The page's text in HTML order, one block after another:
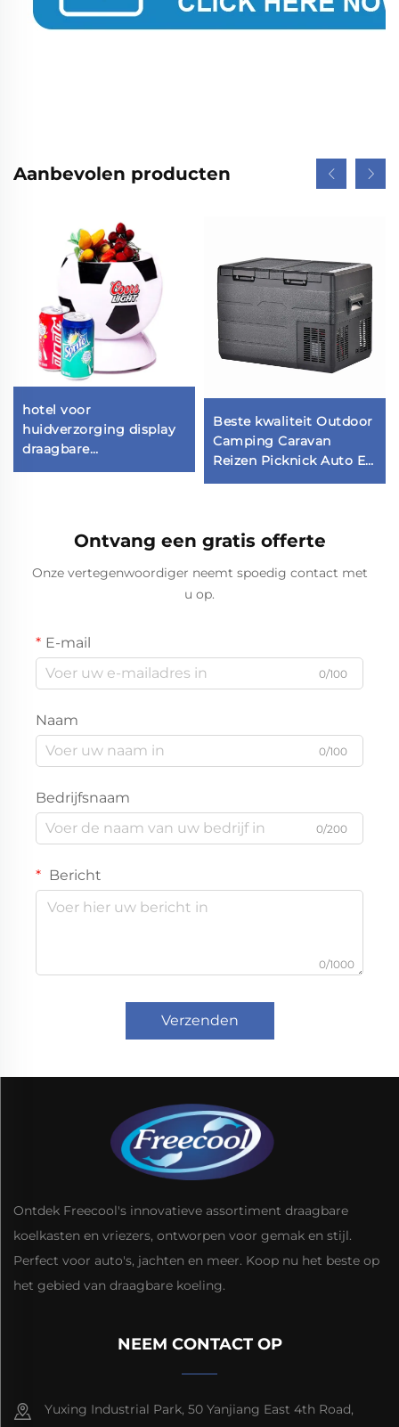
Aanbevolen producten
hotel voor
huidverzorging display
draagbare
huidverzorging koelkast
Beste kwaliteit Outdoor
Camping Caravan
Reizen Picknick Auto En
Thuis Dubbel Gebruik
Ontvang een gratis offerte
Onze vertegenwoordiger neemt spoedig contact met
u op.
E-mail
0/100
Naam
0/100
Bedrijfsnaam
0/200
Bericht
0/1000
Verzenden
Ontdek Freecool's innovatieve assortiment draagbare
koelkasten en vriezers, ontworpen voor gemak en stijl.
Perfect voor auto's, jachten en meer. Koop nu het beste op
het gebied van draagbare koeling.
NEEM CONTACT OP
Yuxing Industrial Park, 50 Yanjiang East 4th Road,